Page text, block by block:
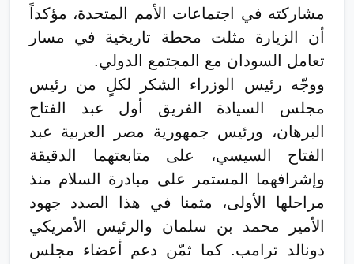
مشاركته في اجتماعات الأمم المتحدة، مؤكداً
أن الزيارة مثلت محطة تاريخية في مسار
تعامل السودان مع المجتمع الدولي.
ووجّه رئيس الوزراء الشكر لكلٍ من رئيس
مجلس السيادة الفريق أول عبد الفتاح
البرهان، ورئيس جمهورية مصر العربية عبد
الفتاح السيسي، على متابعتهما الدقيقة
وإشرافهما المستمر على مبادرة السلام منذ
مراحلها الأولى، مثمنا في هذا الصدد جهود
الأمير محمد بن سلمان والرئيس الأمريكي
دونالد ترامب. كما ثمّن دعم أعضاء مجلس